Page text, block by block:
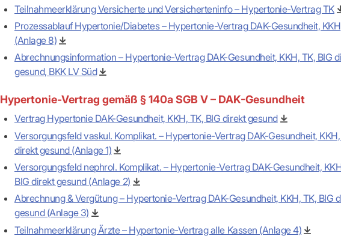
Teilnahmeerklärung Versicherte und Versicherteninfo – Hypertonie-Vertrag TK
Prozessablauf Hypertonie/Diabetes – Hypertonie-Vertrag DAK-Gesundheit,
(Anlage 8)
Abrechnungsinformation – Hypertonie-Vertrag DAK-Gesundheit, KKH, TK, BIG
gesund, BKK LV Süd
Hypertonie-Vertrag gemäß § 140a SGB V – DAK-Gesundheit
Vertrag Hypertonie DAK-Gesundheit, KKH, TK, BIG direkt gesund
Versorgungsfeld vaskul. Komplikat. – Hypertonie-Vertrag DAK-Gesundheit, KKH,
direkt gesund (Anlage 1)
Versorgungsfeld nephrol. Komplikat. – Hypertonie-Vertrag DAK-Gesundheit,
BIG direkt gesund (Anlage 2)
Abrechnung & Vergütung – Hypertonie-Vertrag DAK-Gesundheit, KKH, TK, BIG
gesund (Anlage 3)
Teilnahmeerklärung Ärzte – Hypertonie-Vertrag alle Kassen (Anlage 4)